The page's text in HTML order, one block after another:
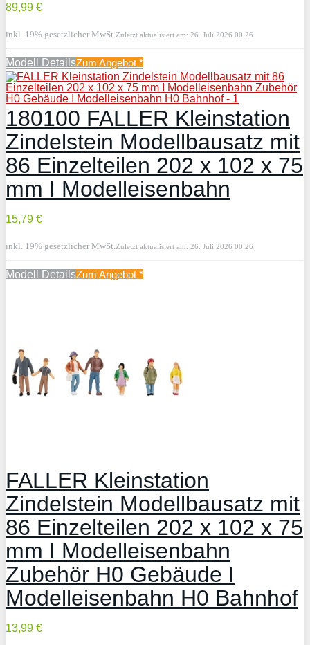
89,99 €
inkl. 19% gesetzlicher MwSt. Zuletzt aktualisiert am: 26. Juli 2026 00:26
Modell DetailsZum Angebot *
180100 FALLER Kleinstation
Zindelstein Modellbausatz mit
86 Einzelteilen 202 x 102 x 75
mm I Modelleisenbahn
15,79 €
inkl. 19% gesetzlicher MwSt. Zuletzt aktualisiert am: 26. Juli 2026 00:26
Modell DetailsZum Angebot *
FALLER Kleinstation
Zindelstein Modellbausatz mit
86 Einzelteilen 202 x 102 x 75
mm I Modelleisenbahn
Zubehör H0 Gebäude I
Modelleisenbahn H0 Bahnhof
13,99 €